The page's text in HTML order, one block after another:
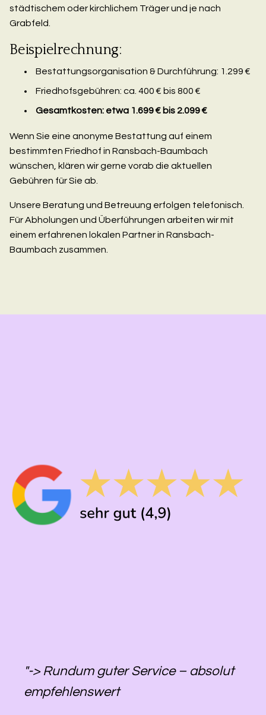
städtischem oder kirchlichem Träger und je nach
Grabfeld.
Beispielrechnung:
Bestattungsorganisation & Durchführung: 1.299 €
Friedhofsgebühren: ca. 400 € bis 800 €
Gesamtkosten: etwa 1.699 € bis 2.099 €
Wenn Sie eine anonyme Bestattung auf einem
bestimmten Friedhof in Ransbach-Baumbach
wünschen, klären wir gerne vorab die aktuellen
Gebühren für Sie ab.
Unsere Beratung und Betreuung erfolgen telefonisch.
Für Abholungen und Überführungen arbeiten wir mit
einem erfahrenen lokalen Partner in Ransbach-
Baumbach zusammen.
"-> Rundum guter Service – absolut
empfehlenswert